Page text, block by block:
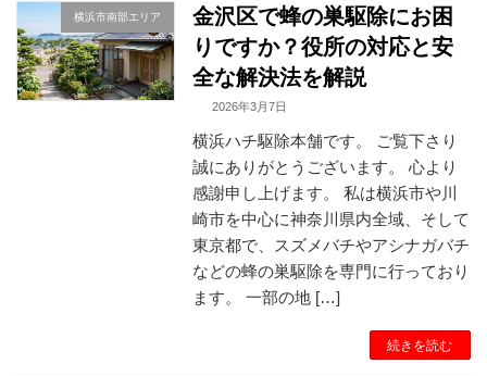
横浜市南部エリア
金沢区で蜂の巣駆除にお困
りですか？役所の対応と安
全な解決法を解説
2026年3月7日
横浜ハチ駆除本舗です。 ご覧下さり
誠にありがとうございます。 心より
感謝申し上げます。 私は横浜市や川
崎市を中心に神奈川県内全域、そして
東京都で、スズメバチやアシナガバチ
などの蜂の巣駆除を専門に行っており
ます。 一部の地 […]
続きを読む